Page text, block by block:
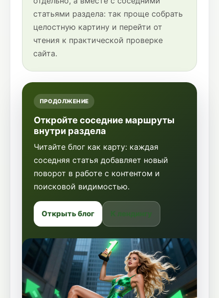
статьями раздела: так проще собрать
целостную картину и перейти от
чтения к практической проверке
сайта.
ПРОДОЛЖЕНИЕ
Откройте соседние маршруты
внутри раздела
Читайте блог как карту: каждая
соседняя статья добавляет новый
поворот в работе с контентом и
поисковой видимостью.
Открыть блог К лендингу